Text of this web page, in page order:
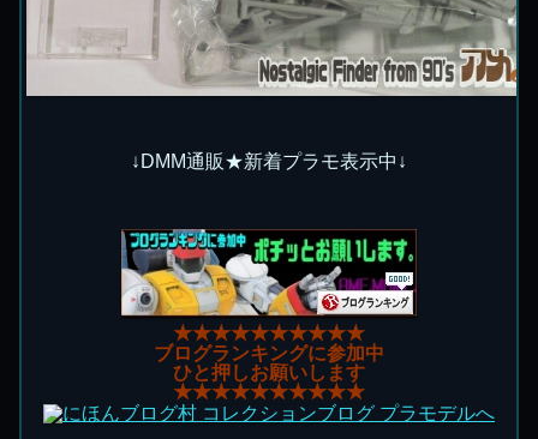
↓DMM通販★新着プラモ表示中↓
★★★★★★★★★★
ブログランキングに参加中
ひと押しお願いします
★★★★★★★★★★